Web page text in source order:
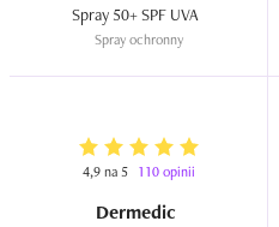
Spray ochronny
4,9 na 5 110 opinii
Dermedic